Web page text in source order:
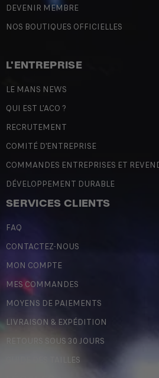
DEVENIR MEMBRE
NOS BOUTIQUES OFFICIELLES
L'ENTREPRISE
LE MANS NEWS
QUI EST L'ACO ?
RECRUTEMENT
COMITÉ D'ENTREPRISE
COMMANDES ENTREPRISES ET
DÉVELOPPEMENT DURABLE
SERVICES CLIENTS
FAQ
CONTACTEZ-NOUS
MON COMPTE
MES COMMANDES
MOYENS DE PAIEMENTS
LIVRAISON & EXPÉDITION
RETOURS SOUS 30 JOURS
GUIDE DES TAILLES